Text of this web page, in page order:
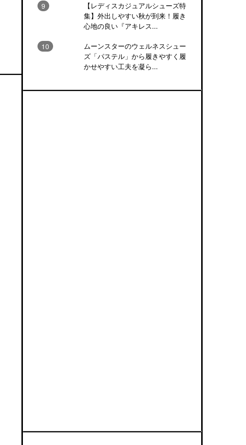
【レディスカジュアルシューズ特
集】外出しやすい秋が到来！履き
心地の良い『アキレス...
ムーンスターのウェルネスシュー
ズ「パステル」から履きやすく履
かせやすい工夫を凝ら...